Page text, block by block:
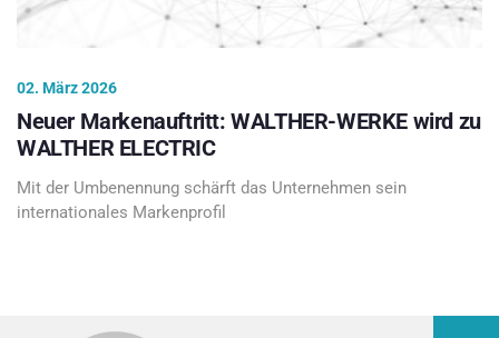
02. März 2026
Neuer Markenauftritt: WALTHER-WERKE wird zu
WALTHER ELECTRIC
Mit der Umbenennung schärft das Unternehmen sein
internationales Markenprofil